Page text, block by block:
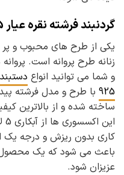
گردنبند فرشته نقره عیار 925
یکی از طرح های محبوب و پر
زنانه طرح پروانه است.
و شما می توانید انواع
925
ساخته شده و از بالاترین
کاری بدون ریزش و درجه یک
باعث می شود که یک
عزیزان شود.